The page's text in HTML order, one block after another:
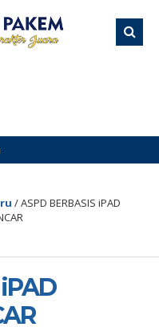
/ASPD BERBASIS iPAD